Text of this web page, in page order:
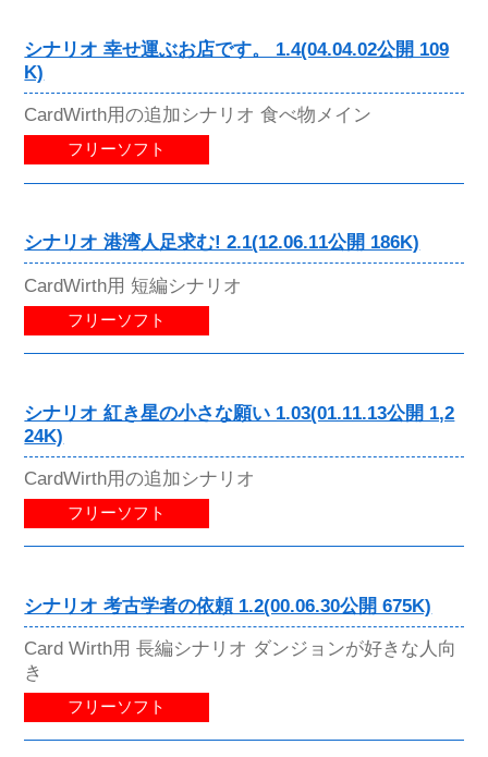
シナリオ 幸せ運ぶお店です。 1.4(04.04.02公開 109
K)
CardWirth用の追加シナリオ 食べ物メイン
フリーソフト
シナリオ 港湾人足求む! 2.1(12.06.11公開 186K)
CardWirth用 短編シナリオ
フリーソフト
シナリオ 紅き星の小さな願い 1.03(01.11.13公開 1,2
24K)
CardWirth用の追加シナリオ
フリーソフト
シナリオ 考古学者の依頼 1.2(00.06.30公開 675K)
Card Wirth用 長編シナリオ ダンジョンが好きな人向
き
フリーソフト